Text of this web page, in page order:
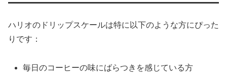
ハリオのドリップスケールは特に以下のような方にぴった
りです：
毎日のコーヒーの味にばらつきを感じている方